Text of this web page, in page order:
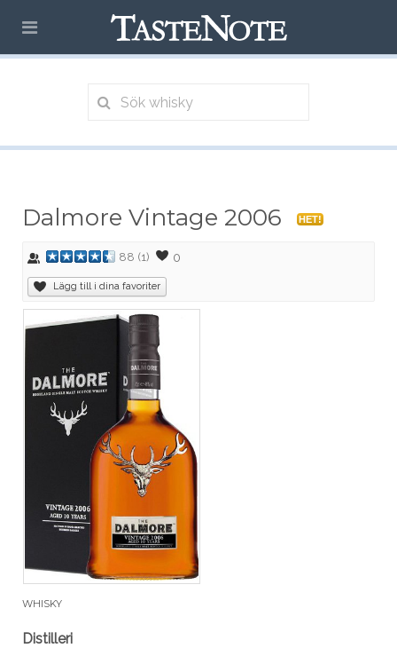
Dalmore Vintage 2006 HET!
88 (1) 0
Lägg till i dina favoriter
WHISKY
Distilleri